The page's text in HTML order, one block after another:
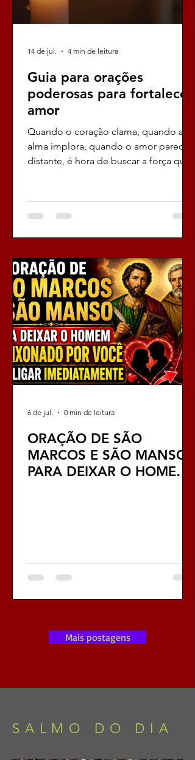
Guia para orações
poderosas para fortalecer
amor
Quando o coração clama, quando a
alma implora, quando o amor parece
distante, é hora de buscar a força que
nesse universo de fé, esperança e
magia que transforma vidas, que
passo a passo, nessa jornada intensa,
vibrante e cheia de energia, para que
você possa descobrir o poder das
palavras sagradas, das preces
fervorosas, das orações que não
14 de jul. 4 min de leitura
ORAÇÃO DE SÃO
MARCOS E SÃO MANSO
PARA DEIXAR O HOMEM
6 de jul. 0 min de leitura
Mais postagens
SALMO DO DIA